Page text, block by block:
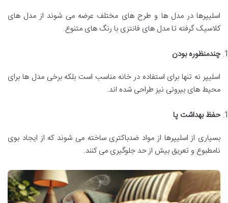
اسلیپرها در مدل ها و طرح های مختلف عرضه می شوند از مدل های
کلاسیک گرفته تا مدل های فانتزی با رنگ های متنوع.
چندمنظوره بودن
اسلیپر نه تنها برای استفاده در خانه مناسب است بلکه برخی مدل ها برای
محیط های بیرونی نیز طراحی شده اند.
حفظ بهداشت پا
بسیاری از اسلیپرها از مواد ضدباکتری ساخته می شوند که از ایجاد بوی
نامطبوع و تعریق بیش از حد جلوگیری می کنند.